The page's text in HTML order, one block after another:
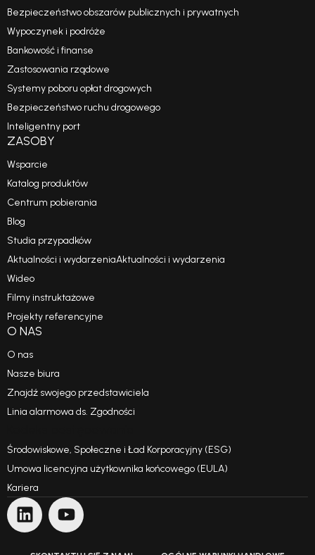
Bezpieczeństwo obszarów publicznych i prywatnych
Wypoczynek i podróże
Bankowość i finanse
Zastosowania rządowe
Systemy poboru opłat drogowych
Bezpieczeństwo ruchu drogowego
Inteligentny port
ZASOBY
Wsparcie
Katalog produktów
Centrum pobierania
Blog
Studia przypadków
Aktualności i wydarzeniaAktualności i wydarzenia
Wideo
Filmy instruktażowe
Projekty referencyjne
O NAS
O nas
Nasze biura
Znajdź swojego przedstawiciela
Linia alarmowa ds. Zgodności
Środowiskowe, Społeczne i Ład Korporacyjny (ESG)
Umowa licencyjna użytkownika końcowego (EULA)
Kariera